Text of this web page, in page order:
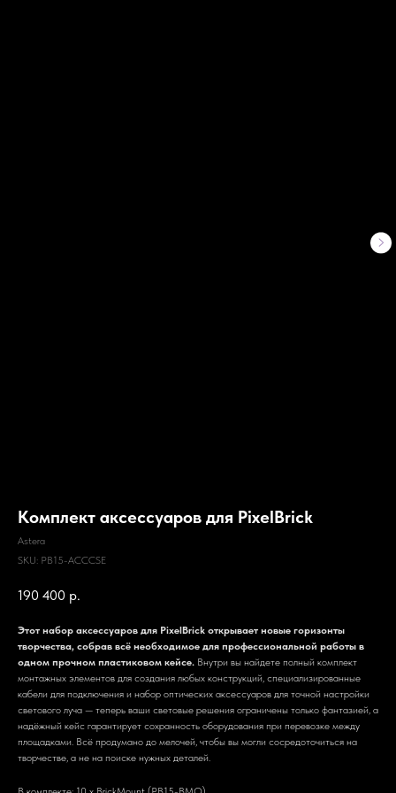
Комплект аксессуаров для PixelBrick
Astera
SKU: PB15-ACCCSE
190 400 р.
Этот набор аксессуаров для PixelBrick открывает новые горизонты
творчества, собрав всё необходимое для профессиональной работы в
одном прочном пластиковом кейсе. Внутри вы найдете полный комплект
монтажных элементов для создания любых конструкций, специализированные
кабели для подключения и набор оптических аксессуаров для точной настройки
светового луча — теперь ваши световые решения ограничены только фантазией, а
надёжный кейс гарантирует сохранность оборудования при перевозке между
площадками. Всё продумано до мелочей, чтобы вы могли сосредоточиться на
творчестве, а не на поиске нужных деталей.